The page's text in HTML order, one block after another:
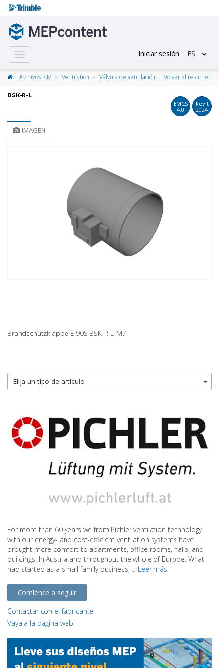
Toggle
navigation
Iniciar sesión ES
Archivos BIM Ventilation Válvula de ventilación Volver al resumen
BSK-R-L
EMCS
4.0
Revit
2024
IMAGEN
Brandschutzklappe EI90S BSK-R-L-M7
Elija un tipo de artículo
For more than 60 years we from Pichler ventilation technology
with our energy- and cost-efficient ventilation systems have
brought more comfort to apartments, office rooms, halls, and
buildings. In Austria and throughout the whole of Europe. What
had started as a small family business, ... Leer más
Comience a seguir
Contactar con el fabricante
Vaya a la página web